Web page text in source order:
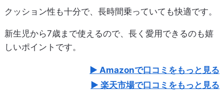
クッション性も十分で、長時間乗っていても快適です。
新生児から7歳まで使えるので、長く愛用できるのも嬉
しいポイントです。
Amazonで口コミをもっと見る
楽天市場で口コミをもっと見る